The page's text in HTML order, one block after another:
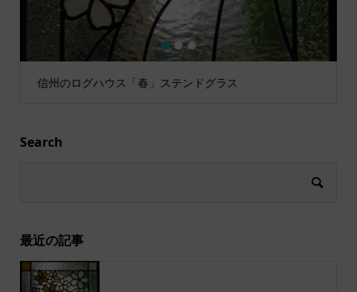
信州のログハウス「春」ステンドグラス
1 2 3
Search
最近の記事